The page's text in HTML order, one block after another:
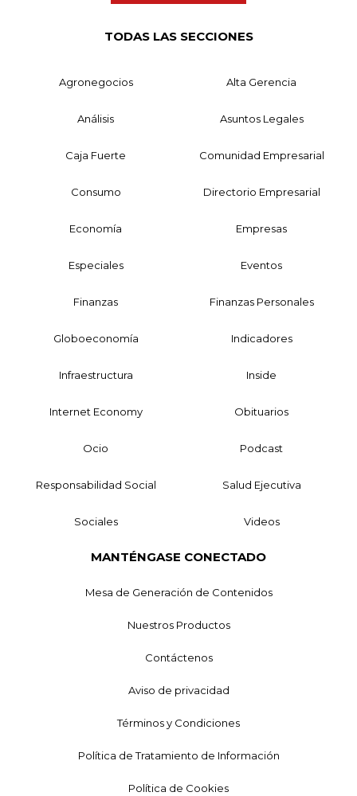
TODAS LAS SECCIONES
Agronegocios Alta Gerencia
Análisis Asuntos Legales
Caja Fuerte Comunidad Empresarial
Consumo Directorio Empresarial
Economía Empresas
Especiales Eventos
Finanzas Finanzas Personales
Globoeconomía Indicadores
Infraestructura Inside
Internet Economy Obituarios
Ocio Podcast
Responsabilidad Social Salud Ejecutiva
Sociales Videos
MANTÉNGASE CONECTADO
Mesa de Generación de Contenidos
Nuestros Productos
Contáctenos
Aviso de privacidad
Términos y Condiciones
Política de Tratamiento de Información
Política de Cookies